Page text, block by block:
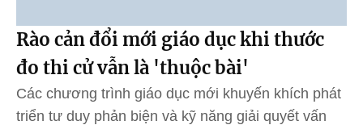
Rào cản đổi mới giáo dục khi thước
đo thi cử vẫn là 'thuộc bài'
Các chương trình giáo dục mới khuyến khích phát
triển tư duy phản biện và kỹ năng giải quyết vấn